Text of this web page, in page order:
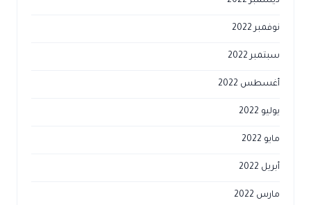
نوفمبر 2022
سبتمبر 2022
أغسطس 2022
يوليو 2022
مايو 2022
أبريل 2022
مارس 2022